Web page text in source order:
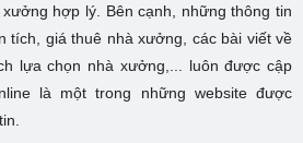
hợp lý. Bên cạnh, những thông tin
tích, giá thuê nhà xưởng, các bài viết về
lựa chọn nhà xưởng,... luôn được cập
là một trong những website được